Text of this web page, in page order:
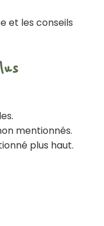
et les conseils
mentionnés.
plus haut.